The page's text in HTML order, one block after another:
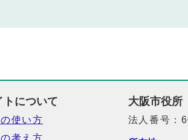
トについて
使い方
大阪市役所
法人番号：